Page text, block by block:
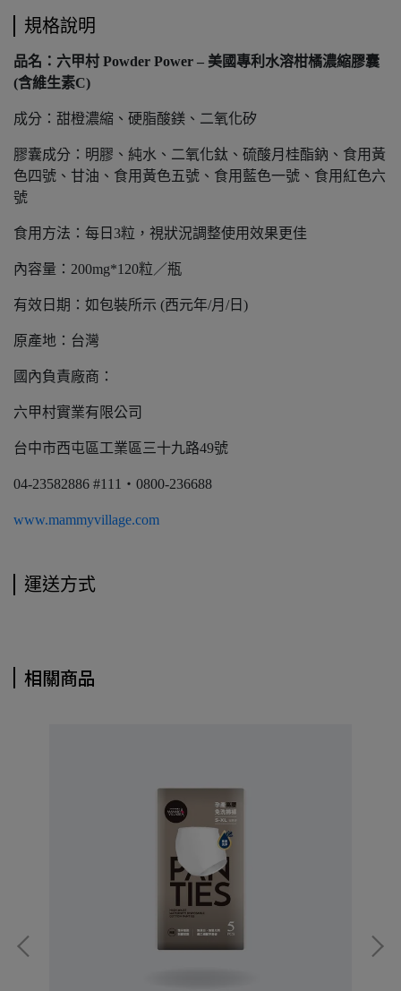
規格說明
品名：六甲村 Powder Power – 美國專利水溶柑橘濃縮膠囊
(含維生素C)
成分：甜橙濃縮、硬脂酸鎂、二氧化矽
膠囊成分：明膠、純水、二氧化鈦、硫酸月桂酯鈉、食用黃
色四號、甘油、食用黃色五號、食用藍色一號、食用紅色六
號
食用方法：每日3粒，視狀況調整使用效果更佳
內容量：200mg*120粒／瓶
有效日期：如包裝所示 (西元年/月/日)
原產地：台灣
國內負責廠商：
六甲村實業有限公司
台中市西屯區工業區三十九路49號
04-23582886 #111・0800-236688
www.mammyvillage.com
運送方式
相關商品